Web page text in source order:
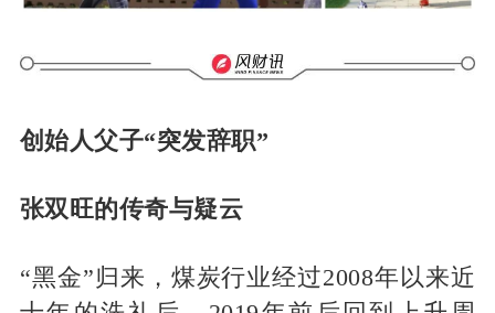
创始人父子“突发辞职”
张双旺的传奇与疑云
“黑金”归来，煤炭行业经过2008年以来近